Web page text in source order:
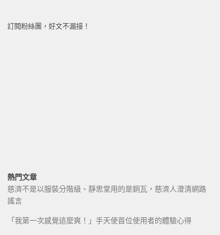
訂閱粉絲團，好文不漏接！
熱門文章
慈濟不是以服裝分階級、靜思堂用的是銅瓦，慈濟人澄清網路
謠言
「我第一次感覺這麼爽！」手天使首位使用者的體驗心得